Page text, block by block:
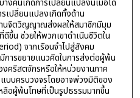
เปลี่ยนแปลงเกิดทั้งด้าน
นจิตวิญญาณส่งผลให้สมาชิกมีมุม
ขึ้น ช่วยให้พวกเขาดำเนินชีวิตใน
จากเรือนจำไปสู่สังคม
การขยายแนวคิดในการส่งต่อผู้พ้น
งคริสตจักรหรือให้หน่วยงานภาค
บบครบวงจรโดยอาจพ่วงมิติของ
ลือผู้พ้นโทษที่เป็นรูปธรรมมากขึ้น